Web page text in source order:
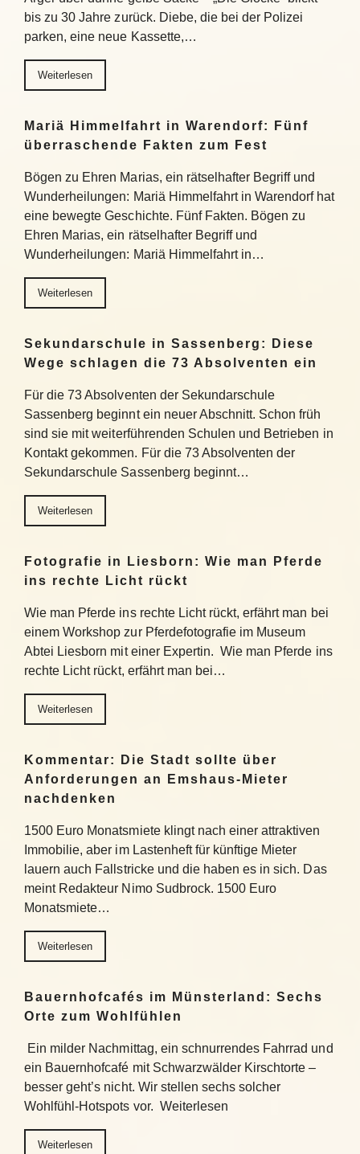
bis zu 30 Jahre zurück. Diebe, die bei der Polizei
parken, eine neue Kassette,…
Weiterlesen
Mariä Himmelfahrt in Warendorf: Fünf
überraschende Fakten zum Fest
Bögen zu Ehren Marias, ein rätselhafter Begriff und
Wunderheilungen: Mariä Himmelfahrt in Warendorf hat
eine bewegte Geschichte. Fünf Fakten. Bögen zu
Ehren Marias, ein rätselhafter Begriff und
Wunderheilungen: Mariä Himmelfahrt in…
Weiterlesen
Sekundarschule in Sassenberg: Diese
Wege schlagen die 73 Absolventen ein
Für die 73 Absolventen der Sekundarschule
Sassenberg beginnt ein neuer Abschnitt. Schon früh
sind sie mit weiterführenden Schulen und Betrieben in
Kontakt gekommen. Für die 73 Absolventen der
Sekundarschule Sassenberg beginnt…
Weiterlesen
Fotografie in Liesborn: Wie man Pferde
ins rechte Licht rückt
Wie man Pferde ins rechte Licht rückt, erfährt man bei
einem Workshop zur Pferdefotografie im Museum
Abtei Liesborn mit einer Expertin. Wie man Pferde ins
rechte Licht rückt, erfährt man bei…
Weiterlesen
Kommentar: Die Stadt sollte über
Anforderungen an Emshaus-Mieter
nachdenken
1500 Euro Monatsmiete klingt nach einer attraktiven
Immobilie, aber im Lastenheft für künftige Mieter
lauern auch Fallstricke und die haben es in sich. Das
meint Redakteur Nimo Sudbrock. 1500 Euro
Monatsmiete…
Weiterlesen
Bauernhofcafés im Münsterland: Sechs
Orte zum Wohlfühlen
Ein milder Nachmittag, ein schnurrendes Fahrrad und
ein Bauernhofcafé mit Schwarzwälder Kirschtorte –
besser geht’s nicht. Wir stellen sechs solcher
Wohlfühl-Hotspots vor. Weiterlesen
Weiterlesen